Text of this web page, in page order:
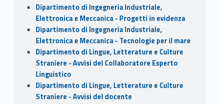
Dipartimento di Ingegneria Industriale,
Elettronica e Meccanica - Progetti in evidenza
Dipartimento di Ingegneria Industriale,
Elettronica e Meccanica - Tecnologie per il mare
Dipartimento di Lingue, Letterature e Culture
Straniere - Avvisi del Collaboratore Esperto
Linguistico
Dipartimento di Lingue, Letterature e Culture
Straniere - Avvisi del docente